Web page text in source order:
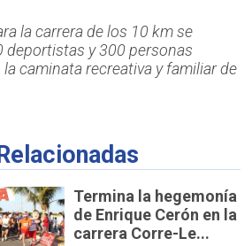
la carrera de los 10 km se
deportistas y 300 personas
caminata recreativa y familiar de
Termina la hegemonía
de Enrique Cerón en la
carrera Corre-Le...